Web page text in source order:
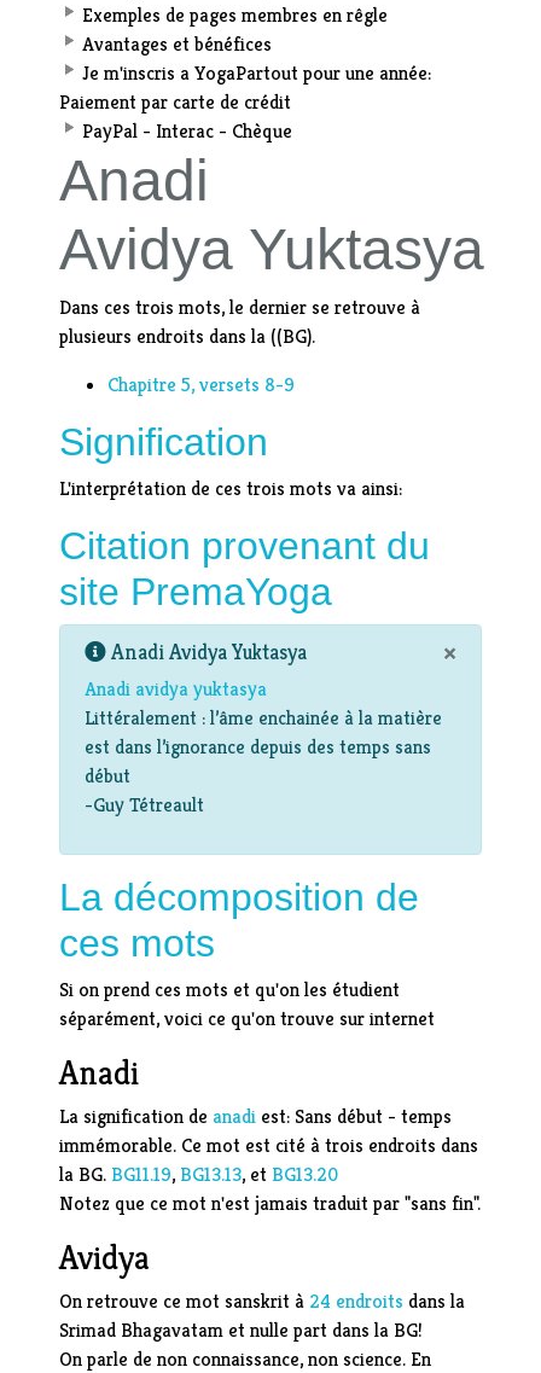
Exemples de pages membres en rêgle
Avantages et bénéfices
Je m'inscris a YogaPartout pour une année:
Paiement par carte de crédit
PayPal - Interac - Chèque
Anadi
Avidya Yuktasya
Dans ces trois mots, le dernier se retrouve à
plusieurs endroits dans la ((BG).
Chapitre 5, versets 8-9
Signification
L'interprétation de ces trois mots va ainsi:
Citation provenant du
site PremaYoga
×
Anadi Avidya Yuktasya
Anadi avidya yuktasya
Littéralement : l’âme enchainée à la matière
est dans l’ignorance depuis des temps sans
début
-Guy Tétreault
La décomposition de
ces mots
Si on prend ces mots et qu'on les étudient
séparément, voici ce qu'on trouve sur internet
Anadi
La signification de anadi est: Sans début - temps
immémorable. Ce mot est cité à trois endroits dans
la BG. BG11.19, BG13.13, et BG13.20
Notez que ce mot n'est jamais traduit par "sans fin".
Avidya
On retrouve ce mot sanskrit à 24 endroits dans la
Srimad Bhagavatam et nulle part dans la BG!
On parle de non connaissance, non science. En